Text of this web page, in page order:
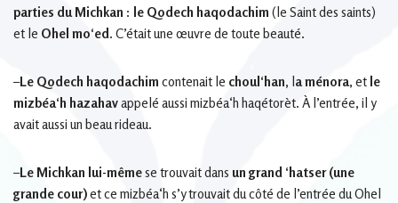
parties du Michkan : le Qodech haqodachim (le Saint des saints)
et le Ohel mo‘ed. C’était une œuvre de toute beauté.
–Le Qodech haqodachim contenait le choul‘han, la ménora, et le
mizbéa‘h hazahavappelé aussi mizbéa‘h haqétorèt. À l’entrée, il y
avait aussi un beau rideau.
–Le Michkan lui-mêmese trouvait dans un grand ‘hatser (une
grande cour)et ce mizbéa‘h s’y trouvait du côté de l’entrée du Ohel